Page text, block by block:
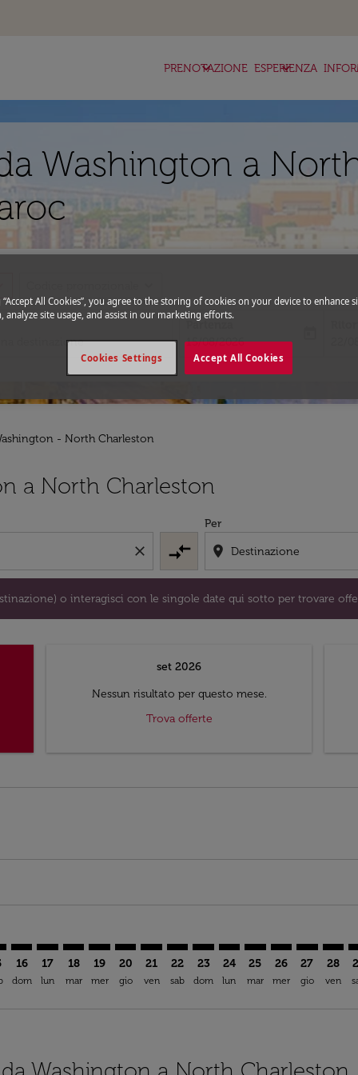
PRENOTAZIONE
keyboard_arrow_down ESPERIENZA
keyboard_arrow_down
Washington a
Partenza
fc-booking-departure-date-aria-
15/08/2026
fc-
- North Charleston
a North Charleston
close compare_arrows
Per
location_on
o interagisci con le singole date qui sotto per trovare
destinazione) o interagisci con le singole date qui sotto
set 2026
Nessun risultato per questo mese.
Trova offerte
16
dom
17
lun
18
mar
19
mer
20
gio
IAD–CHS: cmp-view-offers-
21
ven
IAD–CHS: cmp-view-offers-
22
sab
IAD–CHS: cmp-view-
23
dom
IAD–CHS: cmp-view-
24
lun
IAD–CHS: cmp-
25
mar
IAD–CHS:
26
mer
27
gio
28
ven
“Accept All Cookies”, you agree to the storing of cookies on your device to enhance
analyze site usage, and assist in our marketing efforts.
Accept All Cookies
Cookies Settings